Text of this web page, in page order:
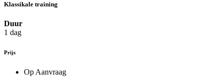
Klassikale training
Duur
1 dag
Prijs
Op Aanvraag